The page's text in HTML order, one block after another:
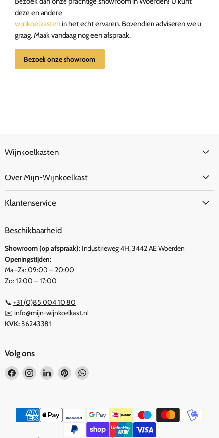
Energieverbruik 145 kWh/jaar
Klimaatklasse N
deze en andere
wijnkoelkasten in het echt ervaren. Bovendien adviseren we u
graag. Maak vandaag nog een afspraak.
Bezoek onze showroom
Wijnkoelkasten
Over Mijn-Wijnkoelkast
Klantenservice
Beschikbaarheid
Showroom (op afspraak): Industrieweg 4H, 3442 AE Woerden
Openingstijden:
Ma–Za: 09:00 – 20:00
Zo: 12:00 – 17:00
📞 +31 (0)85 004 10 80
✉️ info@mijn-wijnkoelkast.nl
KVK:86243381
Volg ons
Vind
ons
op
Vind
ons
op
Vind
ons
op
Vind
ons
op
Vind
op